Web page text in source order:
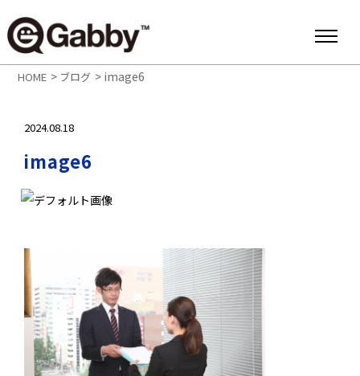
HOME > ブログ > image6
2024.08.18
image6